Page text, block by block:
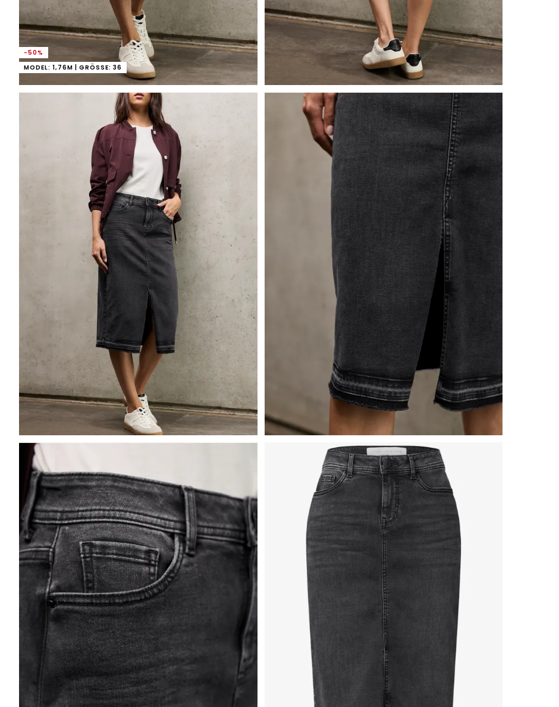
-50%
MODEL: 1,76M | GRÖSSE: 36